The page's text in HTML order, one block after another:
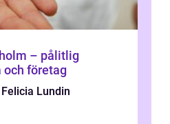
– pålitlig
och företag
Felicia Lundin